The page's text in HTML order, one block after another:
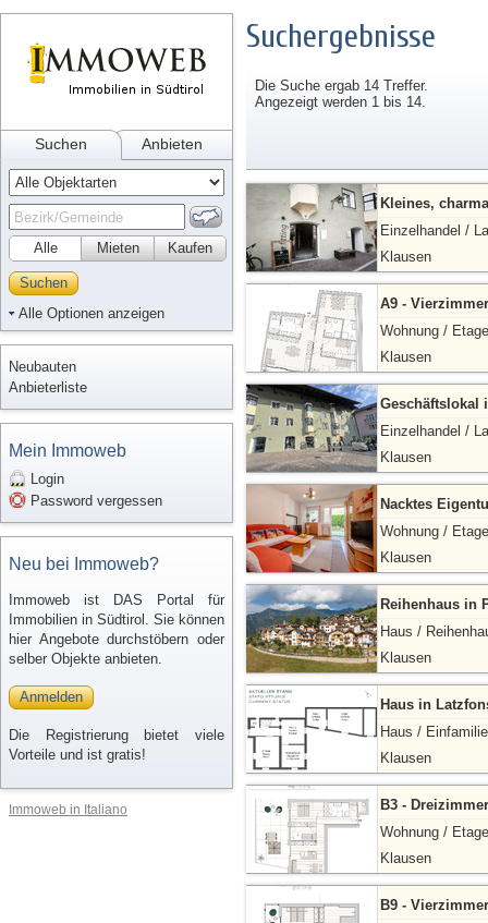
Suchen Anbieten
Alle Kaufen
Mieten
Suchen
Alle Optionen anzeigen
Neubauten
Anbieterliste
Mein Immoweb
Login
Password vergessen
Neu bei Immoweb?
Immoweb ist DAS Portal für
Immobilien in Südtirol. Sie können
hier Angebote durchstöbern oder
selber Objekte anbieten.
Anmelden
Die Registrierung bietet viele
Vorteile und ist gratis!
Immoweb in Italiano
Suchergebnisse
Die Suche ergab 14 Treffer.
Angezeigt werden 1 bis 14.
Kleines,
Einzelhandel /
Klausen
A9 -
Wohnung / Etage
Klausen
Geschäftslokal
Einzelhandel /
Klausen
Nacktes
Wohnung / Etage
Klausen
Reihenhaus in
Haus /
Klausen
Haus in
Haus /
Klausen
B3 -
Wohnung / Etage
Klausen
B9 -